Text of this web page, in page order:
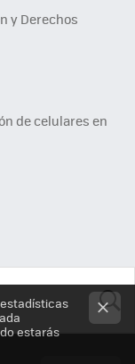
y Derechos
de celulares en
estarás